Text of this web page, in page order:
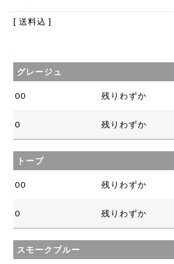
[ 送料込 ]
グレージュ
00 残りわずか
0 残りわずか
トープ
00 残りわずか
0 残りわずか
スモークブルー